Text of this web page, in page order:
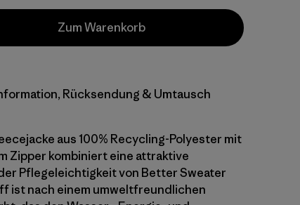
Zum Warenkorb
Rücksendung & Umtausch
aus 100% Recycling-Polyester mit
Zipper kombiniert eine attraktive
Pflegeleichtigkeit von Better Sweater
ist nach einem umweltfreundlichen